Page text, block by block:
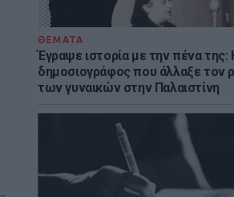
ΘΕΜΑΤΑ
Έγραψε ιστορία με την πένα της:
δημοσιογράφος που άλλαξε τον
των γυναικών στην Παλαιστίνη